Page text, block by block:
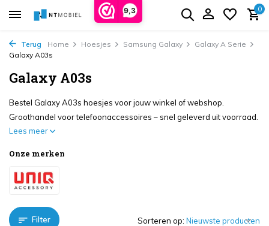
9,3 0
Terug Home Hoesjes Samsung Galaxy
Galaxy A Serie
Galaxy A03s
Galaxy A03s
Bestel Galaxy A03s hoesjes voor jouw winkel of webshop.
Groothandel voor telefoonaccessoires – snel geleverd uit voorraad.
Lees meer
Onze merken
Filter Sorteren op: